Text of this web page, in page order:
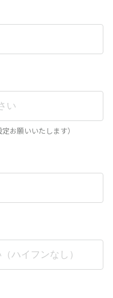
お願いいたします）